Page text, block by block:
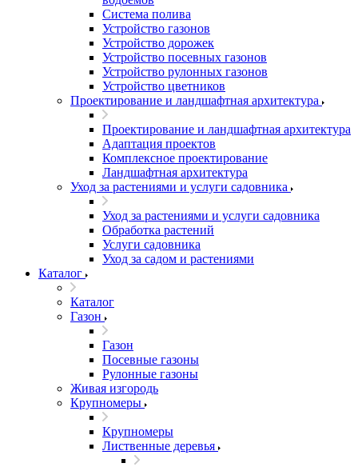
Система полива
Устройство газонов
Устройство дорожек
Устройство посевных газонов
Устройство рулонных газонов
Устройство цветников
Проектирование и ландшафтная архитектура
Проектирование и ландшафтная архитектура
Адаптация проектов
Комплексное проектирование
Ландшафтная архитектура
Уход за растениями и услуги садовника
Уход за растениями и услуги садовника
Обработка растений
Услуги садовника
Уход за садом и растениями
Каталог
Каталог
Газон
Газон
Посевные газоны
Рулонные газоны
Живая изгородь
Крупномеры
Крупномеры
Лиственные деревья